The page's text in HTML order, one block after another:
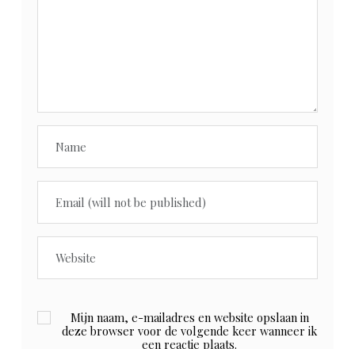
Mijn naam, e-mailadres en website opslaan in
deze browser voor de volgende keer wanneer ik
een reactie plaats.